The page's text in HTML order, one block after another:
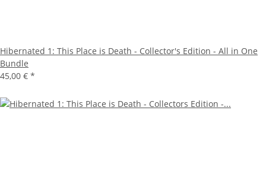
Hibernated 1: This Place is Death - Collector's Edition - All in One
Bundle
45,00 € *